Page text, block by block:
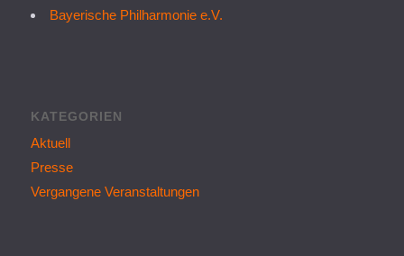
Bayerische Philharmonie e.V.
KATEGORIEN
Aktuell
Presse
Vergangene Veranstaltungen